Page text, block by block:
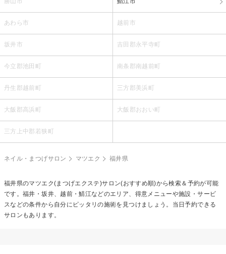
あわら市 越前市
坂井市 吉田郡永平寺町
今立郡池田町 南条郡南越前町
丹生郡越前町 三方郡美浜町
大飯郡高浜町 大飯郡おおい町
三方上中郡若狭町
ネイル・まつげサロン マツエク 福井県
福井県のマツエク(まつげエクステ)サロン(おすすめ順)から検索＆予約が可能
です。福井・坂井、越前・鯖江などのエリア、得意メニューや施設・サービ
スなどの条件から自分にピッタリの施術を見つけましょう。当日予約できる
サロンもあります。